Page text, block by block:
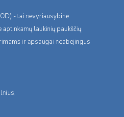
- tai nevyriausybinė
laukinių paukščių
ir apsaugai neabejingus